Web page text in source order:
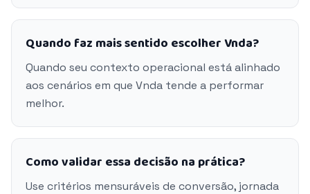
Quando faz mais sentido escolher Vnda?
Quando seu contexto operacional está alinhado
aos cenários em que Vnda tende a performar
melhor.
Como validar essa decisão na prática?
Use critérios mensuráveis de conversão, jornada